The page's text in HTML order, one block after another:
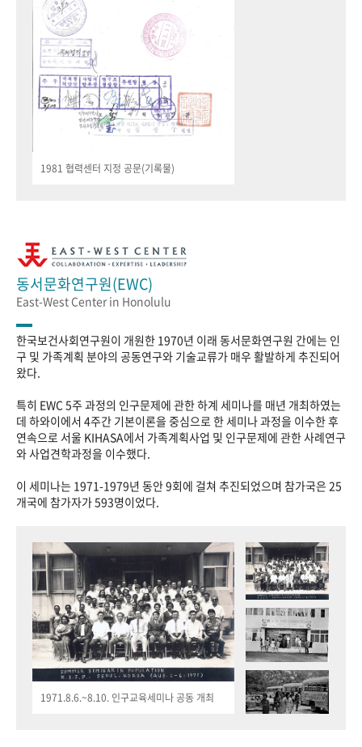
1981 협력센터 지정 공문(기록물)
동서문화연구원(EWC)
East-West Center in Honolulu
한국보건사회연구원이 개원한 1970년 이래 동서문화연구원 간에는 인
구 및 가족계획 분야의 공동연구와 기술교류가 매우 활발하게 추진되어
왔다.
특히 EWC 5주 과정의 인구문제에 관한 하계 세미나를 매년 개최하였는
데 하와이에서 4주간 기본이론을 중심으로 한 세미나 과정을 이수한 후
연속으로 서울 KIHASA에서 가족계획사업 및 인구문제에 관한 사례연구
와 사업견학과정을 이수했다.
이 세미나는 1971-1979년 동안 9회에 걸쳐 추진되었으며 참가국은 25
개국에 참가자가 593명이었다.
1971.8.6.~8.10. 인구교육세미나 공동 개최